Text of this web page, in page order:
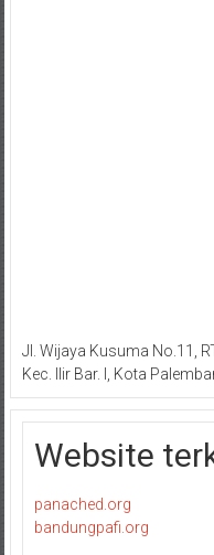
Jl. Wijaya Kusuma No.11,
Kec. Ilir Bar. I, Kota
Website
panached.org
bandungpafi.org